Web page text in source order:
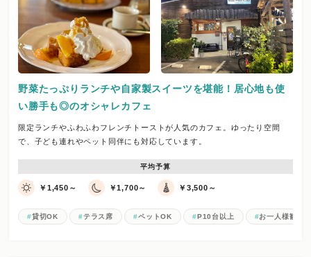
野菜たっぷりランチや自家製スイーツを堪能！居心地も使
い勝手も◎のオシャレカフェ
限定ランチやふわふわフレンチトーストが人気のカフェ。ゆったり空間
で、子ども連れやペット同伴にも対応しています。
平均予算
￥1,450～ ￥1,700～ ￥3,500～
貸切OK テラス席 ペットOK P10台以上 お一人様歓迎